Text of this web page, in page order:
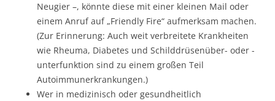
Neugier –, könnte diese mit einer kleinen Mail oder
einem Anruf auf „Friendly Fire“ aufmerksam machen.
(Zur Erinnerung: Auch weit verbreitete Krankheiten
wie Rheuma, Diabetes und Schilddrüsenüber- oder -
unterfunktion sind zu einem großen Teil
Autoimmunerkrankungen.)
Wer in medizinisch oder gesundheitlich